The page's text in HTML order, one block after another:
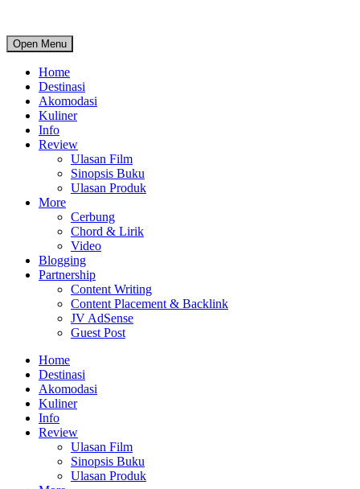
Open Menu
Home
Destinasi
Akomodasi
Kuliner
Info
Review
Ulasan Film
Sinopsis Buku
Ulasan Produk
More
Cerbung
Chord & Lirik
Video
Blogging
Partnership
Content Writing
Content Placement & Backlink
JV AdSense
Guest Post
Home
Destinasi
Akomodasi
Kuliner
Info
Review
Ulasan Film
Sinopsis Buku
Ulasan Produk